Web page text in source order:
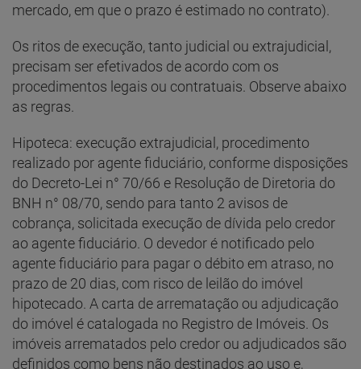
mercado, em que o prazo é estimado no contrato).
Os ritos de execução, tanto judicial ou extrajudicial,
precisam ser efetivados de acordo com os
procedimentos legais ou contratuais. Observe abaixo
as regras.
Hipoteca: execução extrajudicial, procedimento
realizado por agente fiduciário, conforme disposições
do Decreto-Lei n° 70/66 e Resolução de Diretoria do
BNH n° 08/70, sendo para tanto 2 avisos de
cobrança, solicitada execução de dívida pelo credor
ao agente fiduciário. O devedor é notificado pelo
agente fiduciário para pagar o débito em atraso, no
prazo de 20 dias, com risco de leilão do imóvel
hipotecado. A carta de arrematação ou adjudicação
do imóvel é catalogada no Registro de Imóveis. Os
imóveis arrematados pelo credor ou adjudicados são
definidos como bens não destinados ao uso e,